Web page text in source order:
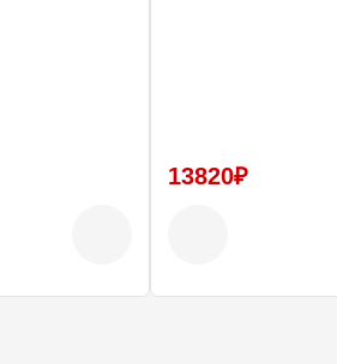
13820₽